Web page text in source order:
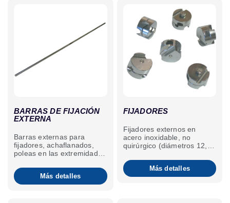
BARRAS DE FIJACIÓN
EXTERNA
Barras externas para
fijadores, achaflanados,
poleas en las extremidades
inoxidable no quirúrgico.
No pueden implantarse.
Más detalles
FIJADORES
Fijadores externos en
acero inoxidable, no
quirúrgico (diámetros 12,
diámetro 24 y 32 de latón
cromado). Cada fijador
está identificado, excepto
Más detalles